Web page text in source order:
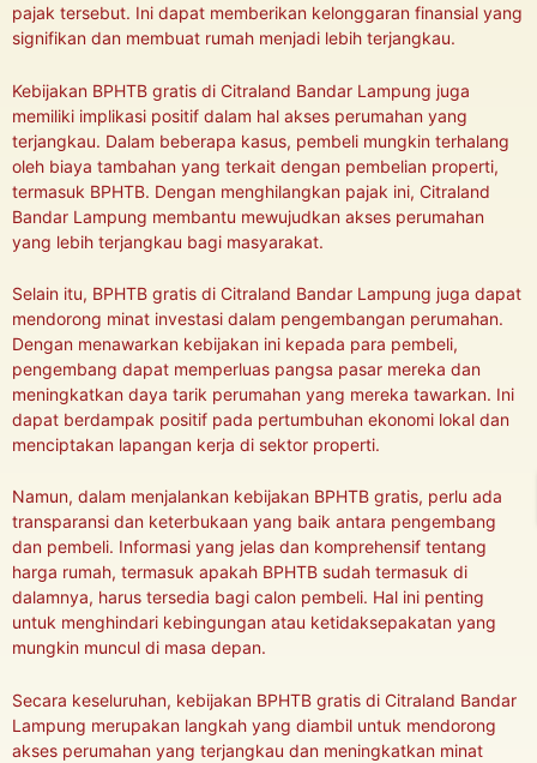
pajak tersebut. Ini dapat memberikan kelonggaran finansial yang
signifikan dan membuat rumah menjadi lebih terjangkau.
Kebijakan BPHTB gratis di Citraland Bandar Lampung juga
memiliki implikasi positif dalam hal akses perumahan yang
terjangkau. Dalam beberapa kasus, pembeli mungkin terhalang
oleh biaya tambahan yang terkait dengan pembelian properti,
termasuk BPHTB. Dengan menghilangkan pajak ini, Citraland
Bandar Lampung membantu mewujudkan akses perumahan
yang lebih terjangkau bagi masyarakat.
Selain itu, BPHTB gratis di Citraland Bandar Lampung juga dapat
mendorong minat investasi dalam pengembangan perumahan.
Dengan menawarkan kebijakan ini kepada para pembeli,
pengembang dapat memperluas pangsa pasar mereka dan
meningkatkan daya tarik perumahan yang mereka tawarkan. Ini
dapat berdampak positif pada pertumbuhan ekonomi lokal dan
menciptakan lapangan kerja di sektor properti.
Namun, dalam menjalankan kebijakan BPHTB gratis, perlu ada
transparansi dan keterbukaan yang baik antara pengembang
dan pembeli. Informasi yang jelas dan komprehensif tentang
harga rumah, termasuk apakah BPHTB sudah termasuk di
dalamnya, harus tersedia bagi calon pembeli. Hal ini penting
untuk menghindari kebingungan atau ketidaksepakatan yang
mungkin muncul di masa depan.
Secara keseluruhan, kebijakan BPHTB gratis di Citraland Bandar
Lampung merupakan langkah yang diambil untuk mendorong
akses perumahan yang terjangkau dan meningkatkan minat